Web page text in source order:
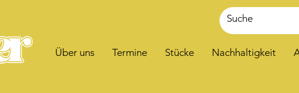
Über uns Termine Stücke Nachhaltigkeit